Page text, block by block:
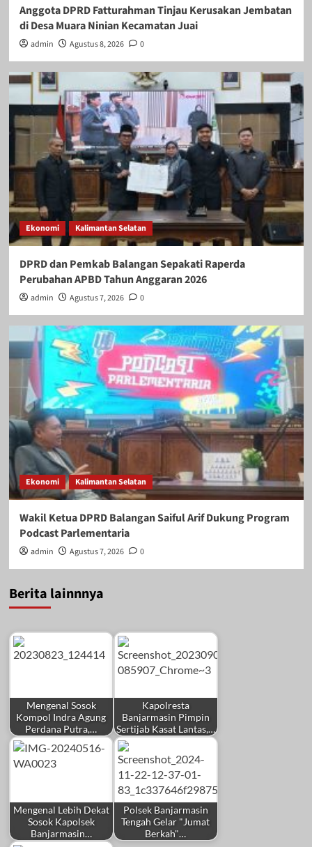
Anggota DPRD Fatturahman Tinjau Kerusakan Jembatan
di Desa Muara Ninian Kecamatan Juai
admin Agustus 8, 2026 0
Ekonomi Kalimantan Selatan
DPRD dan Pemkab Balangan Sepakati Raperda
Perubahan APBD Tahun Anggaran 2026
admin Agustus 7, 2026 0
Ekonomi Kalimantan Selatan
Wakil Ketua DPRD Balangan Saiful Arif Dukung Program
Podcast Parlementaria
admin Agustus 7, 2026 0
Berita lainnnya
Mengenal Sosok
Kompol Indra Agung
Perdana Putra,…
Kapolresta
Banjarmasin Pimpin
Sertijab Kasat Lantas,…
Mengenal Lebih Dekat
Sosok Kapolsek
Banjarmasin…
Polsek Banjarmasin
Tengah Gelar "Jumat
Berkah"…